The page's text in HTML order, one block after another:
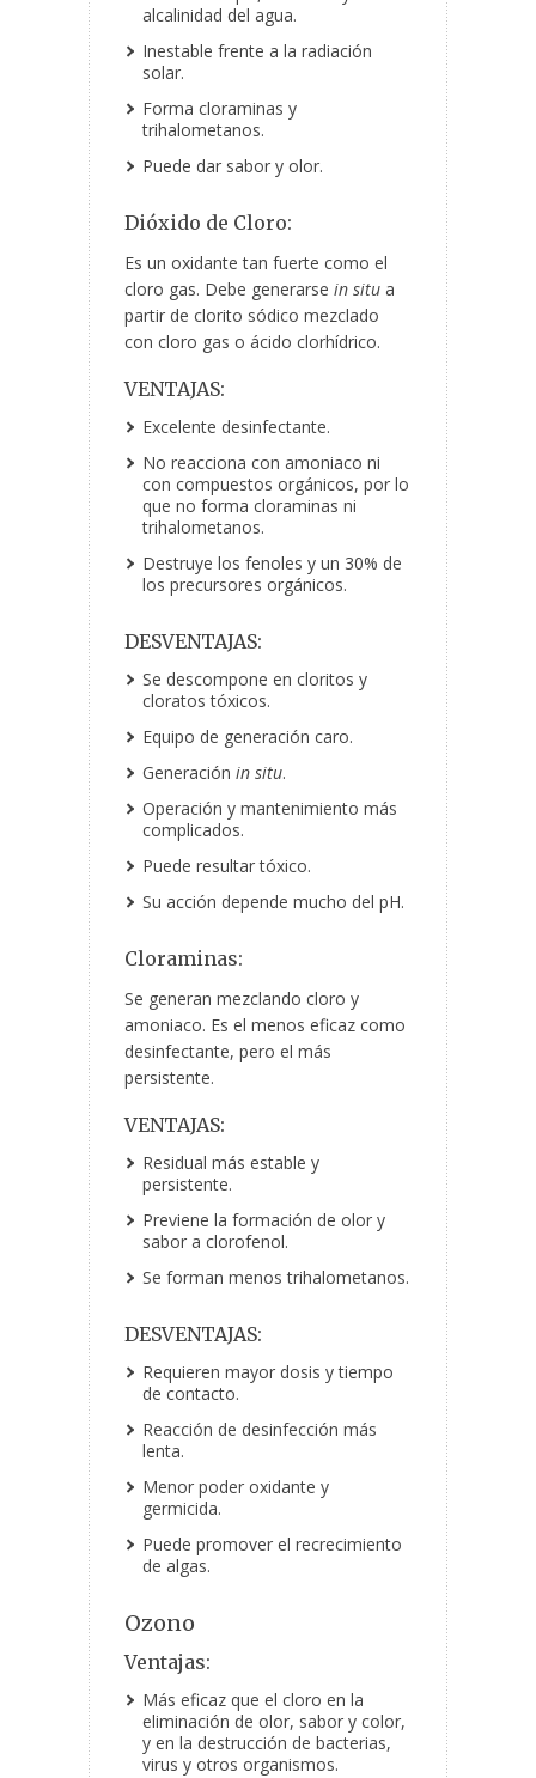
alcalinidad del agua.
Inestable frente a la radiación
solar.
Forma cloraminas y
trihalometanos.
Puede dar sabor y olor.
Dióxido de Cloro:
Es un oxidante tan fuerte como el
cloro gas. Debe generarse in situ a
partir de clorito sódico mezclado
con cloro gas o ácido clorhídrico.
VENTAJAS:
Excelente desinfectante.
No reacciona con amoniaco ni
con compuestos orgánicos, por lo
que no forma cloraminas ni
trihalometanos.
Destruye los fenoles y un 30% de
los precursores orgánicos.
DESVENTAJAS:
Se descompone en cloritos y
cloratos tóxicos.
Equipo de generación caro.
Generación in situ.
Operación y mantenimiento más
complicados.
Puede resultar tóxico.
Su acción depende mucho del pH.
Cloraminas:
Se generan mezclando cloro y
amoniaco. Es el menos eficaz como
desinfectante, pero el más
persistente.
VENTAJAS:
Residual más estable y
persistente.
Previene la formación de olor y
sabor a clorofenol.
Se forman menos trihalometanos.
DESVENTAJAS:
Requieren mayor dosis y tiempo
de contacto.
Reacción de desinfección más
lenta.
Menor poder oxidante y
germicida.
Puede promover el recrecimiento
de algas.
Ozono
Ventajas:
Más eficaz que el cloro en la
eliminación de olor, sabor y color,
y en la destrucción de bacterias,
virus y otros organismos.